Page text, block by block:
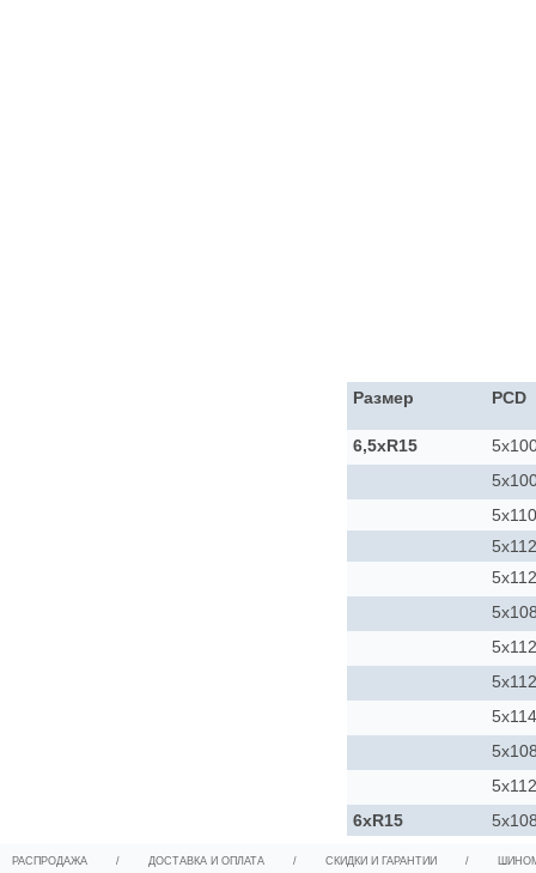
Размер PCD
6,5xR15
5x110
5x112
5x112
5x112
5x112
5x112
6xR15
РАСПРОДАЖА / ДОСТАВКА И ОПЛАТА / СКИДКИ И ГАРАНТИИ /